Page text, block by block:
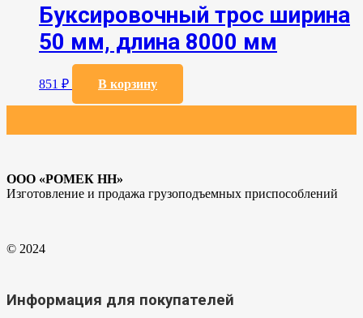
Буксировочный трос ширина
50 мм, длина 8000 мм
851 ₽ В корзину
ООО «РОМЕК НН»
Изготовление и продажа грузоподъемных приспособлений
© 2024
Информация для покупателей